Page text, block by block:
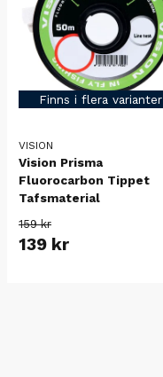
Finns i flera varianter
VISION
Vision Prisma
Fluorocarbon Tippet
Tafsmaterial
159 kr
139 kr